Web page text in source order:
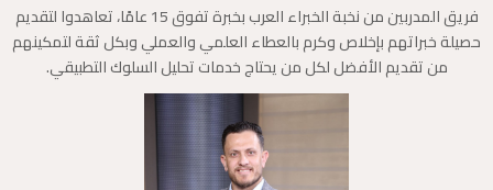
فريق المدربين من نخبة الخبراء العرب بخبرة تفوق 15 عامًا، تعاهدوا لتقديم
حصيلة خبراتهم بإخلاص وكرم بالعطاء العلمي والعملي وبكل ثقة لتمكينهم
من تقديم الأفضل لكل من يحتاج خدمات تحليل السلوك التطبيقي.